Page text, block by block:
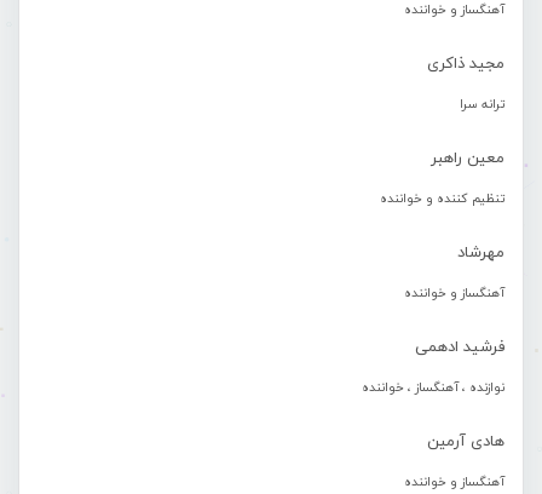
آهنگساز و خواننده
مجید ذاکری
ترانه سرا
معین راهبر
تنظیم کننده و خواننده
مهرشاد
آهنگساز و خواننده
فرشید ادهمی
نوازنده ، آهنگساز ، خواننده
هادی آرمین
آهنگساز و خواننده